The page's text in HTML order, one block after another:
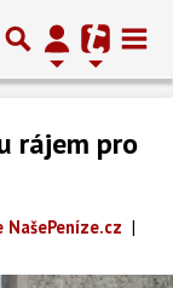
rájem pro
NašePeníze.cz |